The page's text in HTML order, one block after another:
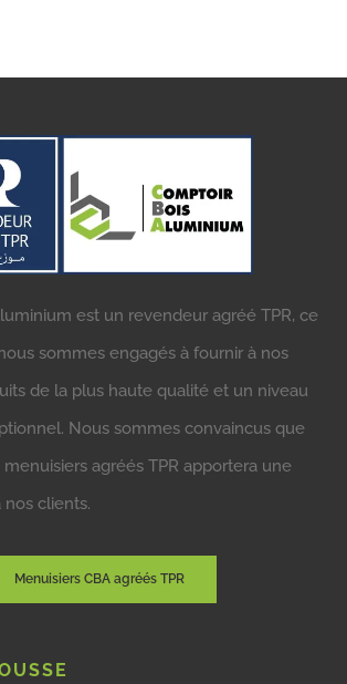
est un revendeur agréé TPR, ce
sommes engagés à fournir à nos
de la plus haute qualité et un niveau
Nous sommes convaincus que
agréés TPR apportera une
clients.
Menuisiers CBA agréés TPR